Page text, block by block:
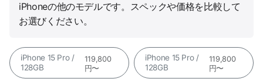
iPhoneの他のモデルです。スペックや価格を比較して
お選びください。
iPhone 15 Pro /
128GB
119,800
円〜
iPhone 15 Pro /
128GB
119,800
円〜